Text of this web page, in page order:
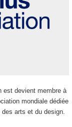
est devient membre à
mondiale dédiée
arts et du design.